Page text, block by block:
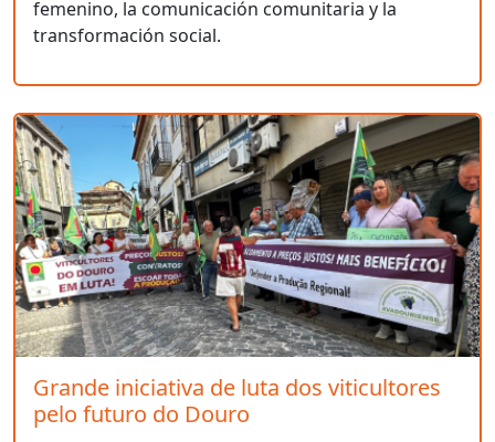
femenino, la comunicación comunitaria y la
transformación social.
Grande iniciativa de luta dos viticultores
pelo futuro do Douro